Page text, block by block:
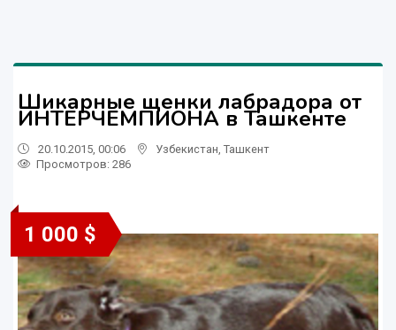
Шикарные щенки лабрадора от
ИНТЕРЧЕМПИОНА в Ташкенте
20.10.2015, 00:06 Узбекистан Ташкент
Просмотров: 286
1 000 $